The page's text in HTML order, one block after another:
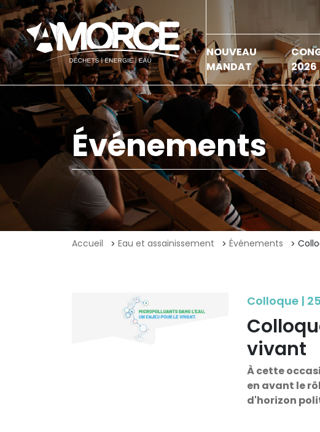
NOUVEAU
MANDAT
2026
Événements
Accueil Eau et assainissement Événements
Colloque |
vivant
À cette
en avant le
d'horizon